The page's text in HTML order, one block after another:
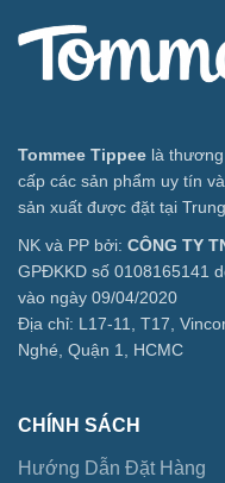
Tommee Tippee là
cấp các sản phẩm uy tín
sản xuất được đặt tại
NK và PP bởi: CÔNG TY
GPĐKKD số 0108165141
vào ngày 09/04/2020
Địa chỉ: L17-11, T17,
Nghé, Quận 1, HCMC
CHÍNH SÁCH
Hướng Dẫn Đặt Hàng